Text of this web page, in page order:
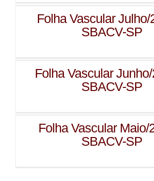
Folha Vascular Julho/
SBACV-SP
Folha Vascular
SBACV-SP
Folha Vascular Maio/
SBACV-SP